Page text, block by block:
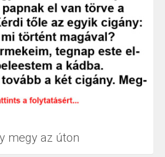
megy az úton